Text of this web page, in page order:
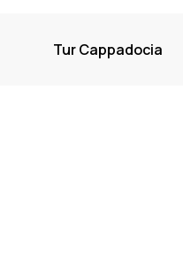
Tur Cappadocia